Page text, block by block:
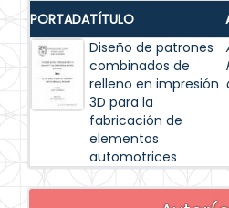
PORTADATÍTULO
Diseño de patrones
combinados de
relleno en impresión
3D para la
fabricación de
elementos
automotrices